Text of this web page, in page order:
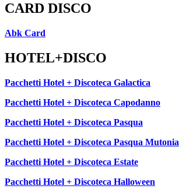
CARD DISCO
Abk Card
HOTEL+DISCO
Pacchetti Hotel + Discoteca Galactica
Pacchetti Hotel + Discoteca Capodanno
Pacchetti Hotel + Discoteca Pasqua
Pacchetti Hotel + Discoteca Pasqua Mutonia
Pacchetti Hotel + Discoteca Estate
Pacchetti Hotel + Discoteca Halloween